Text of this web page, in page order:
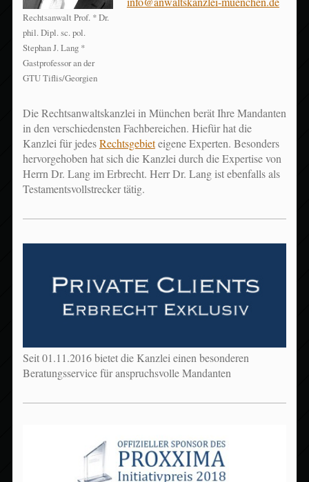
Rechtsanwalt Prof. * Dr.
phil. Dipl. sc. pol.
Stephan J. Lang *
Gastprofessor an der
GTU Tiflis/Georgien
Die Rechtsanwaltskanzlei in München berät Ihre Mandanten
in den verschiedensten Fachbereichen. Hiefür hat die
Kanzlei für jedesRechtsgebieteigene Experten. Besonders
hervorgehoben hat sich die Kanzlei durch die Expertise von
Herrn Dr. Lang im Erbrecht. Herr Dr. Lang ist ebenfalls als
Testamentsvollstrecker tätig.
Seit 01.11.2016 bietet die Kanzlei einen besonderen
Beratungsservice für anspruchsvolle Mandanten